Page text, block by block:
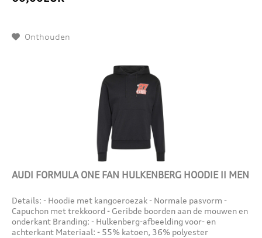
Onthouden
AUDI FORMULA ONE FAN HULKENBERG HOODIE II MEN
Details: - Hoodie met kangoeroezak - Normale pasvorm -
Capuchon met trekkoord - Geribde boorden aan de mouwen en
onderkant Branding: - Hulkenberg-afbeelding voor- en
achterkant Materiaal: - 55% katoen, 36% polyester